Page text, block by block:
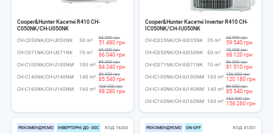
Cooper&Hunter Касетні R410 CH-
C050NK/CH-U050NK
CH-C050NK/CH-U050NK 50 m² 55 000 грн
51 480 грн
CH-C071NK/CH-U071NK 70 m² 69 000 грн
66 040 грн
CH-C100NK/CH-U100NM 100 m² 89 000 грн
84 240 грн
CH-C140NK/CH-U140NM 140 m² 89 000 грн
85 540 грн
CH-C160NK/CH-U160NM 160 m² 103 000 грн
98 280 грн
Cooper&Hunter Касетні Inverter R410 CH-
IC050NK/CH-IU050NK
CH-IC035NK/CH-IU035NK 35 m² 65 999 грн
59 540 грн
CH-IC050NK/CH-IU050NK 50 m² 73 000 грн
68 120 грн
CH-IC071NK/CH-IU071NK 70 m² 86 000 грн
81 510 грн
CH-IC100NK/CH-IU100NM 100 m² 126 000 грн
120 180 грн
CH-IC140NK/CH-IU140NM 140 m² 89 000 грн
85 540 грн
CH-IC160NK/CH-IU160NM 160 m² 162 000 грн
156 260 грн
РЕКОМЕНДУЄМО ІНВЕРТОРНІ ДО -30С КОД 16203 РЕКОМЕНДУЄМО ОN-ОFF КОД 41201